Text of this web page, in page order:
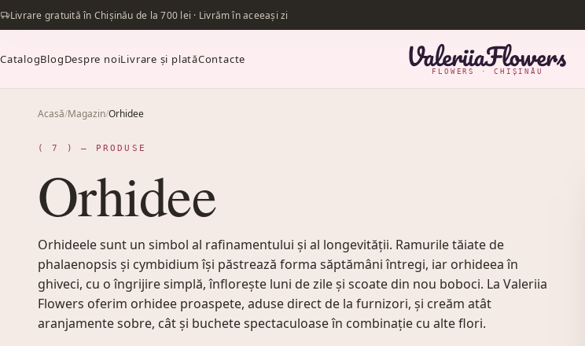
Livrare gratuită în Chișinău de la 700 lei · Livrăm în aceeași zi
CatalogBlogDespre noiLivrare și platăContacte
FLOWERS · CHIȘINĂU
Acasă/Magazin/Orhidee
( 7 ) — PRODUSE
Orhidee
Orhideele sunt un simbol al rafinamentului și al longevității. Ramurile tăiate de
phalaenopsis și cymbidium își păstrează forma săptămâni întregi, iar orhideea în
ghiveci, cu o îngrijire simplă, înflorește luni de zile și scoate din nou boboci. La Valeriia
Flowers oferim orhidee proaspete, aduse direct de la furnizori, și creăm atât
aranjamente sobre, cât și buchete spectaculoase în combinație cu alte flori.